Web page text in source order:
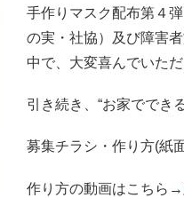
手作りマスク配布第４
の実・社協）及び障害
中で、大変喜んでいた
引き続き、“お家ででき
募集チラシ・作り方(紙
作り方の動画はこちら→